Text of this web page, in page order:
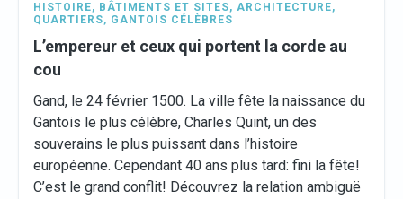
HISTOIRE, BÂTIMENTS ET SITES, ARCHITECTURE,
QUARTIERS, GANTOIS CÉLÈBRES
L’empereur et ceux qui portent la corde au
cou
Gand, le 24 février 1500. La ville fête la naissance du
Gantois le plus célèbre, Charles Quint, un des
souverains le plus puissant dans l’histoire
européenne. Cependant 40 ans plus tard: fini la fête!
C’est le grand conflit! Découvrez la relation ambiguë